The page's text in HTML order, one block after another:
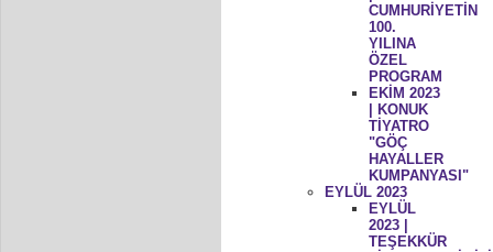
CUMHURİYETİN
100.
YILINA
ÖZEL
PROGRAM
EKİM 2023
| KONUK
TİYATRO
"GÖÇ
HAYALLER
KUMPANYASI"
EYLÜL 2023
EYLÜL
2023 |
TEŞEKKÜR